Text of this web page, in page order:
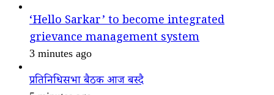
‘Hello Sarkar’ to become integrated
grievance management system
3 minutes ago
प्रतिनिधिसभा बैठक आज बस्दै